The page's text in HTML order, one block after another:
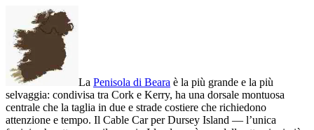
La Penisola di Beara è la più grande e la più
selvaggia: condivisa tra Cork e Kerry, ha una dorsale montuosa
centrale che la taglia in due e strade costiere che richiedono
attenzione e tempo. Il Cable Car per Dursey Island — l’unica